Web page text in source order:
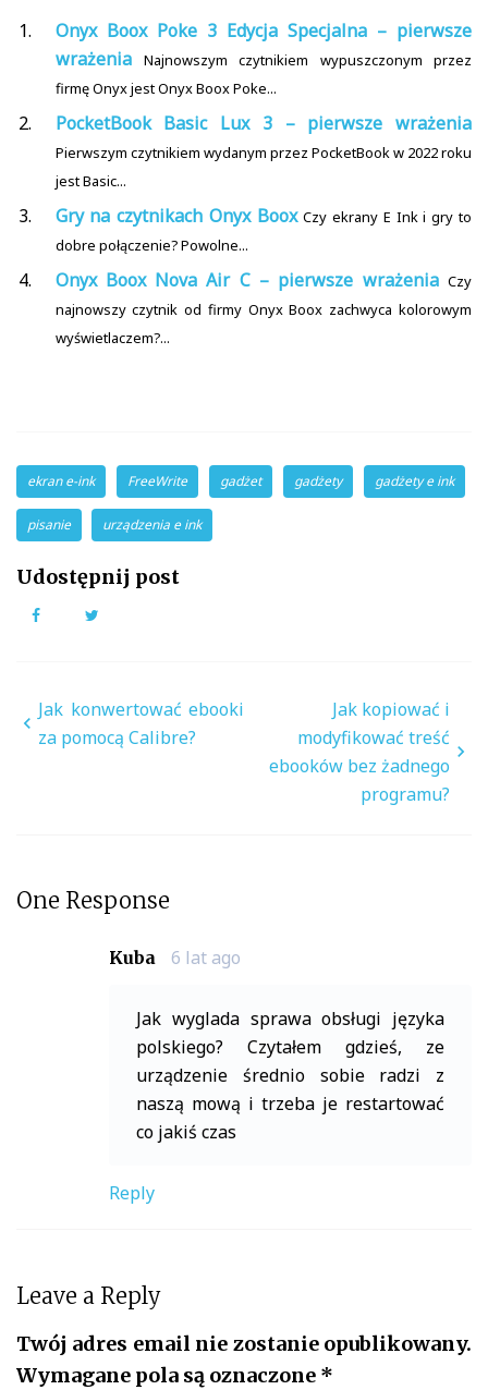
Onyx Boox Poke 3 Edycja Specjalna – pierwsze
wrażenia
Najnowszym czytnikiem wypuszczonym przez
firmę Onyx jest Onyx Boox Poke...
PocketBook Basic Lux 3 – pierwsze wrażenia
Pierwszym czytnikiem wydanym przez PocketBook w 2022 roku
jest Basic...
Gry na czytnikach Onyx Boox Czy ekrany E Ink i gry to
dobre połączenie? Powolne...
Onyx Boox Nova Air C – pierwsze wrażenia Czy
najnowszy czytnik od firmy Onyx Boox zachwyca kolorowym
wyświetlaczem?...
ekran e-ink FreeWrite gadżet gadżety gadżety e ink
pisanie urządzenia e ink
Udostępnij post
Facebook
Nawigacja
wpisu
Jak konwertować ebooki
za pomocą Calibre?
Jak kopiować i
modyfikować treść
ebooków bez żadnego
programu?
One Response
Kuba 6 lat ago
Jak wyglada sprawa obsługi języka
polskiego? Czytałem gdzieś, ze
urządzenie średnio sobie radzi z
naszą mową i trzeba je restartować
co jakiś czas
Reply
Leave a Reply
Twój adres email nie zostanie opublikowany.
Wymagane pola są oznaczone *